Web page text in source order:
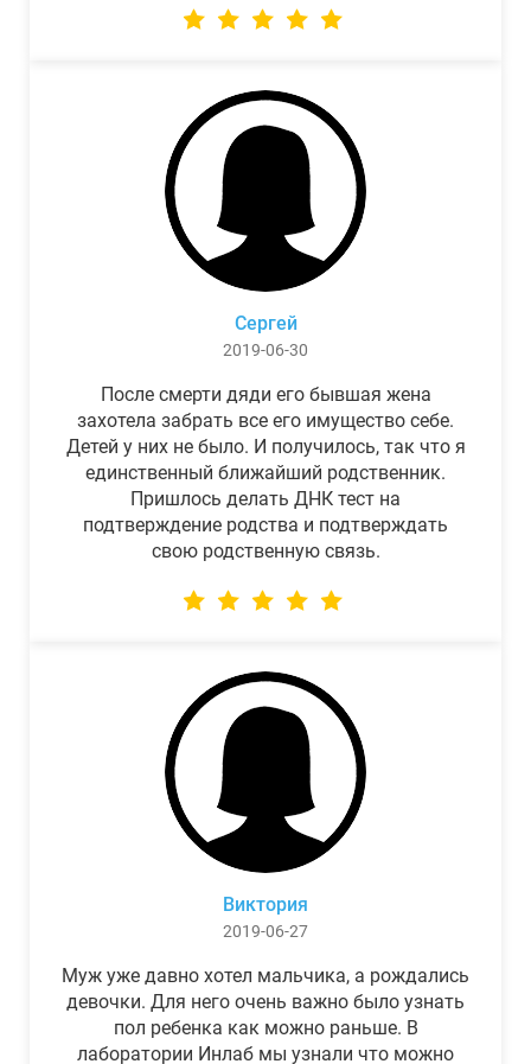
Сергей
2019-06-30
После смерти дяди его бывшая жена
захотела забрать все его имущество себе.
Детей у них не было. И получилось, так что я
единственный ближайший родственник.
Пришлось делать ДНК тест на
подтверждение родства и подтверждать
свою родственную связь.
Виктория
2019-06-27
Муж уже давно хотел мальчика, а рождались
девочки. Для него очень важно было узнать
пол ребенка как можно раньше. В
лаборатории Инлаб мы узнали что можно